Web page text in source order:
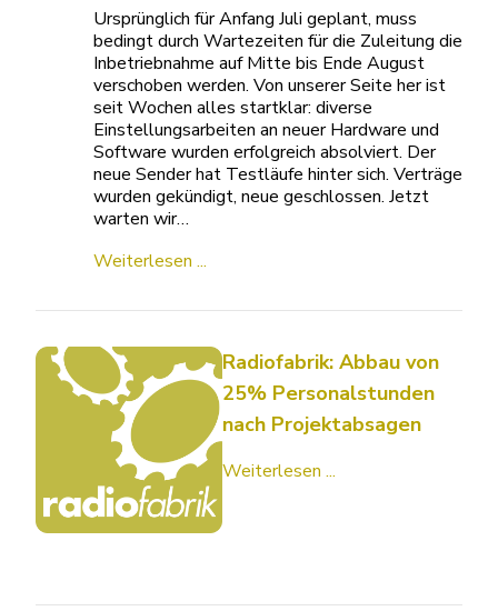
Ursprünglich für Anfang Juli geplant, muss
bedingt durch Wartezeiten für die Zuleitung die
Inbetriebnahme auf Mitte bis Ende August
verschoben werden. Von unserer Seite her ist
seit Wochen alles startklar: diverse
Einstellungsarbeiten an neuer Hardware und
Software wurden erfolgreich absolviert. Der
neue Sender hat Testläufe hinter sich. Verträge
wurden gekündigt, neue geschlossen. Jetzt
warten wir…
Weiterlesen ...
Radiofabrik: Abbau von
25% Personalstunden
nach Projektabsagen
Weiterlesen ...